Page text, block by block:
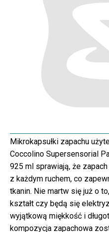
Mikrokapsułki zapachu
Coccolino Supersensorial
925 ml sprawiają, że
z każdym ruchem, co
tkanin. Nie martw się już o
kształt czy będą się
wyjątkową miękkość i
kompozycja zapachowa